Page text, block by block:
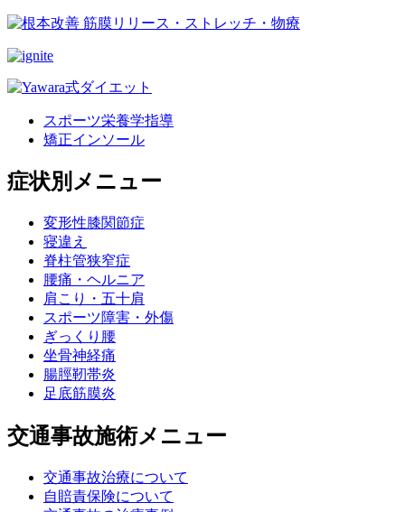
スポーツ栄養学指導
矯正インソール
症状別メニュー
変形性膝関節症
寝違え
脊柱管狭窄症
腰痛・ヘルニア
肩こり・五十肩
スポーツ障害・外傷
ぎっくり腰
坐骨神経痛
腸脛靭帯炎
足底筋膜炎
交通事故施術メニュー
交通事故治療について
自賠責保険について